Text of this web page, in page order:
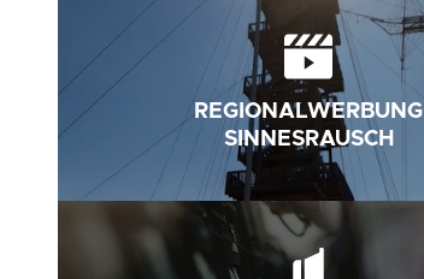
REGIONALWERBUNG
SINNESRAUSCH